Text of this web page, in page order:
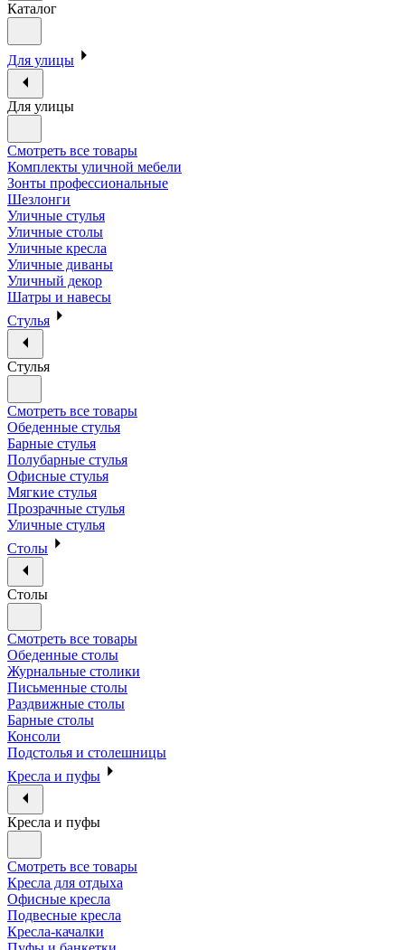
Каталог
Для улицы
Для улицы
Смотреть все товары
Комплекты уличной мебели
Зонты профессиональные
Шезлонги
Уличные стулья
Уличные столы
Уличные кресла
Уличные диваны
Уличный декор
Шатры и навесы
Стулья
Стулья
Смотреть все товары
Обеденные стулья
Барные стулья
Полубарные стулья
Офисные стулья
Мягкие стулья
Прозрачные стулья
Уличные стулья
Столы
Столы
Смотреть все товары
Обеденные столы
Журнальные столики
Письменные столы
Раздвижные столы
Барные столы
Консоли
Подстолья и столешницы
Кресла и пуфы
Кресла и пуфы
Смотреть все товары
Кресла для отдыха
Офисные кресла
Подвесные кресла
Кресла-качалки